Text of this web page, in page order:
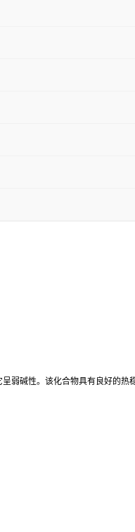
弱碱性。该化合物具有良好的热